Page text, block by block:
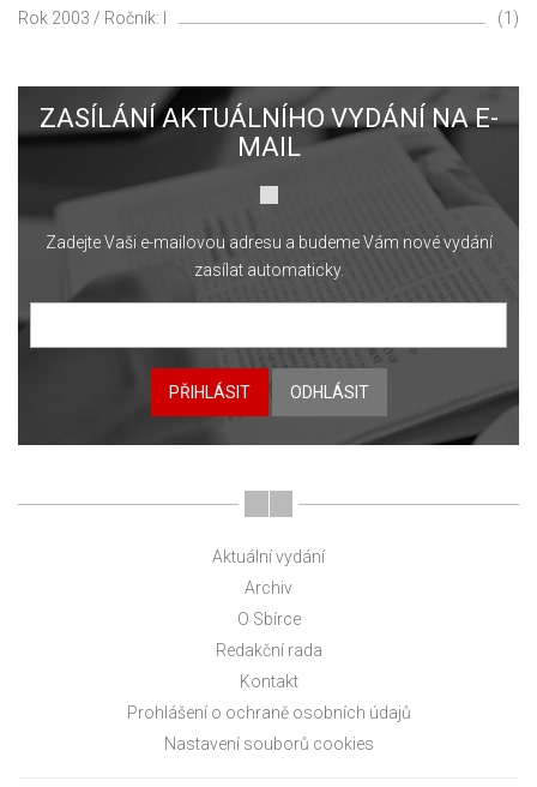
Rok 2003 / Ročník: I (1)
ZASÍLÁNÍ AKTUÁLNÍHO VYDÁNÍ NA E-
MAIL
Zadejte Vaši e-mailovou adresu a budeme Vám nové vydání
zasílat automaticky.
PŘIHLÁSIT ODHLÁSIT
Aktuální vydání
Archiv
O Sbírce
Redakční rada
Kontakt
Prohlášení o ochraně osobních údajů
Nastavení souborů cookies